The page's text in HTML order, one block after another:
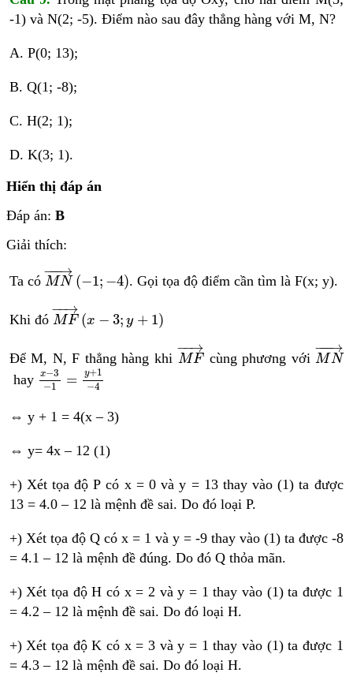
-1) và N(2; -5). Điểm nào sau đây thẳng hàng với M, N?
A. P(0; 13);
B. Q(1; -8);
C. H(2; 1);
D. K(3; 1).
Hiển thị đáp án
Đáp án: B
Giải thích:
Ta có
−
−−→
MN (−1; −4)
N→
. Gọi tọa độ điểm cần tìm là F(x; y).
Khi đó
−
−→
MF (x − 3; y + 1)
MF→
Để M, N, F thẳng hàng khi
−
−→
MF
F→
cùng phương với
−
−−→
MN
N
hay x−3
−1 = y+1
−4
x−3− 1 =y+1− 4
⇔ y + 1 = 4(x – 3)
⇔ y= 4x – 12 (1)
+) Xét tọa độ P có x = 0 và y = 13 thay vào (1) ta được
13 = 4.0 – 12 là mệnh đề sai. Do đó loại P.
+) Xét tọa độ Q có x = 1 và y = -9 thay vào (1) ta được -8
= 4.1 – 12 là mệnh đề đúng. Do đó Q thỏa mãn.
+) Xét tọa độ H có x = 2 và y = 1 thay vào (1) ta được 1
= 4.2 – 12 là mệnh đề sai. Do đó loại H.
+) Xét tọa độ K có x = 3 và y = 1 thay vào (1) ta được 1
= 4.3 – 12 là mệnh đề sai. Do đó loại H.